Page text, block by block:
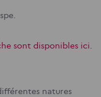
sont disponibles ici.
natures